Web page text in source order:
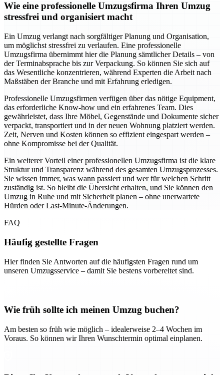
Wie eine professionelle Umzugsfirma Ihren Umzug
stressfrei und organisiert macht
Ein Umzug verlangt nach sorgfältiger Planung und Organisation,
um möglichst stressfrei zu verlaufen. Eine professionelle
Umzugsfirma übernimmt hier die Planung sämtlicher Details – von
der Terminabsprache bis zur Verpackung. So können Sie sich auf
das Wesentliche konzentrieren, während Experten die Arbeit nach
Maßstäben der Branche und mit Erfahrung erledigen.
Professionelle Umzugsfirmen verfügen über das nötige Equipment,
das erforderliche Know-how und ein erfahrenes Team. Dies
gewährleistet, dass Ihre Möbel, Gegenstände und Dokumente sicher
verpackt, transportiert und in der neuen Wohnung platziert werden.
Zeit, Nerven und Kosten können so effizient eingespart werden –
ohne Kompromisse bei der Qualität.
Ein weiterer Vorteil einer professionellen Umzugsfirma ist die klare
Struktur und Transparenz während des gesamten Umzugsprozesses.
Sie wissen immer, was wann passiert und wer für welchen Schritt
zuständig ist. So bleibt die Übersicht erhalten, und Sie können den
Umzug in Ruhe und mit Sicherheit planen – ohne unerwartete
Hürden oder Last-Minute-Änderungen.
FAQ
Häufig gestellte Fragen
Hier finden Sie Antworten auf die häufigsten Fragen rund um
unseren Umzugsservice – damit Sie bestens vorbereitet sind.
Wie früh sollte ich meinen Umzug buchen?
Am besten so früh wie möglich – idealerweise 2–4 Wochen im
Voraus. So können wir Ihren Wunschtermin optimal einplanen.